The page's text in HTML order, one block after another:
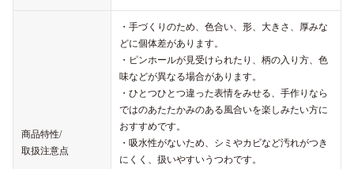
商品特性/
取扱注意点
・手づくりのため、色合い、形、大きさ、厚みな
どに個体差があります。
・ピンホールが見受けられたり、柄の入り方、色
味などが異なる場合があります。
・ひとつひとつ違った表情をみせる、手作りなら
ではのあたたかみのある風合いを楽しみたい方に
おすすめです。
・吸水性がないため、シミやカビなど汚れがつき
にくく、扱いやすいうつわです。